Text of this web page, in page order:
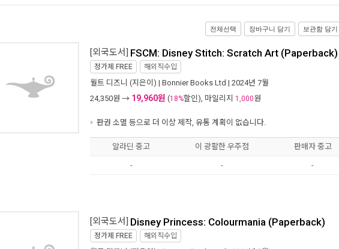
전체선택 장바구니 담기 보관함 담기
[외국도서] FSCM: Disney Stitch: Scratch Art (Paperback)
정가제 FREE 해외직수입
월트 디즈니 (지은이) | Bonnier Books Ltd | 2024년 7월
24,350원 → 19,960원 (18%할인), 마일리지 1,000원
판권 소멸 등으로 더 이상 제작, 유통 계획이 없습니다.
알라딘 중고 이 광활한 우주점 판매자 중고
- - -
[외국도서] Disney Princess: Colourmania (Paperback)
정가제 FREE 해외직수입